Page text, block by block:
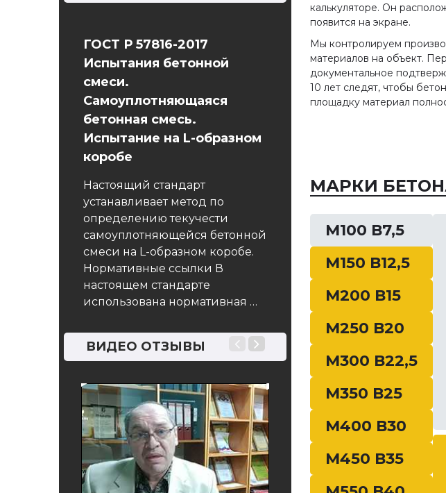
ГОСТ Р 57816-2017
Испытания бетонной
смеси.
Самоуплотняющаяся
бетонная смесь.
Испытание на L-образном
коробе
Настоящий стандарт
устанавливает метод по
определению текучести
самоуплотняющейся бетонной
смеси на L-образном коробе.
Нормативные ссылки В
настоящем стандарте
использована нормативная …
Стоимость бетона за куб
Бетон — это искусственный
каменный материал,
полученный в результате
ВИДЕО ОТЗЫВЫ
калькуляторе. Он
появится на экране.
Мы контролируем
материалов на объект.
документальное
10 лет следят, чтобы
площадку материал
МАРКИ
М100 В7,5
М150 В12,5
М200 В15
М250 В20
М300 В22,5
М350 В25
М400 В30
М450 В35